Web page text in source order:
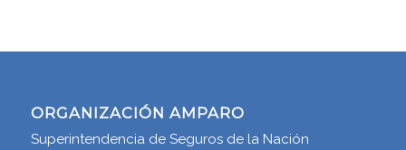
ORGANIZACIÓN AMPARO
Superintendencia de Seguros de la Nación